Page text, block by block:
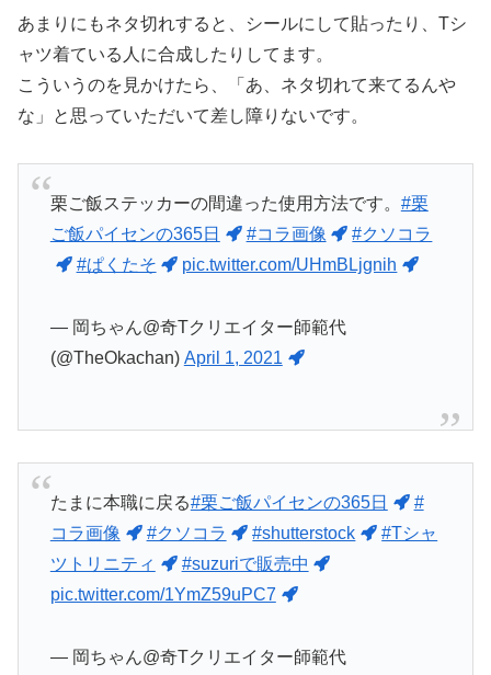
あまりにもネタ切れすると、シールにして貼ったり、Tシ
ャツ着ている人に合成したりしてます。
こういうのを見かけたら、「あ、ネタ切れて来てるんや
な」と思っていただいて差し障りないです。
栗ご飯ステッカーの間違った使用方法です。 #栗
ご飯パイセンの365日
#コラ画像
#クソコラ
#ぱくたそ
pic.twitter.com/UHmBLjgnih
— 岡ちゃん@奇Tクリエイター師範代
(@TheOkachan) April 1, 2021
たまに本職に戻る#栗ご飯パイセンの365日
#
コラ画像
#クソコラ #shutterstock
#Tシャ
ツトリニティ
#suzuriで販売中
pic.twitter.com/1YmZ59uPC7
— 岡ちゃん@奇Tクリエイター師範代